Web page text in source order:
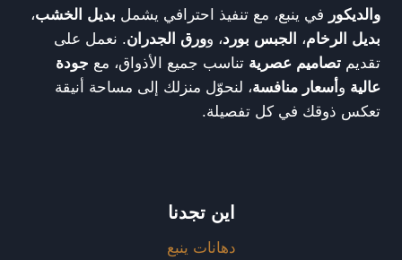
والديكور في ينبع، مع تنفيذ احترافي يشمل بديل الخشب،
بديل الرخام، الجبس بورد، وورق الجدران. نعمل على
تقديم تصاميم عصرية تناسب جميع الأذواق، مع جودة
عالية و أسعار منافسة، لنحوّل منزلك إلى مساحة أنيقة
تعكس ذوقك في كل تفصيلة.
اين تجدنا
دهانات ينبع